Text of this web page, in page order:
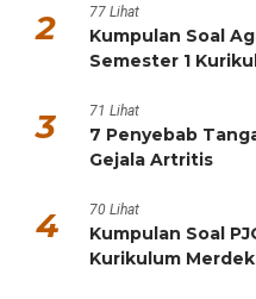
2 77 Lihat
Kumpulan Soal
Semester 1
3 71 Lihat
7 Penyebab
Gejala Artritis
4 70 Lihat
Kumpulan Soal
Kurikulum